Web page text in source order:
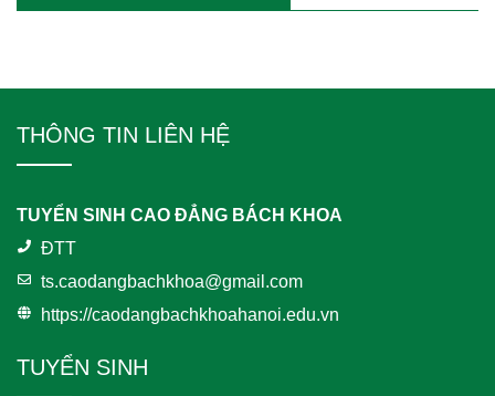
THÔNG TIN LIÊN HỆ
TUYỂN SINH CAO ĐẲNG BÁCH KHOA
ĐTT
ts.caodangbachkhoa@gmail.com
https://caodangbachkhoahanoi.edu.vn
TUYỂN SINH